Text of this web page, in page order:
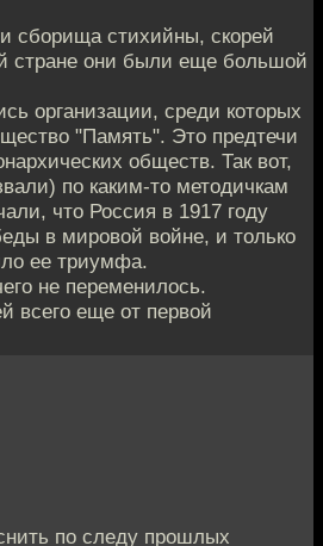
сборища стихийны, скорей
стране они были еще большой
организации, среди которых
"Память". Это предтечи
обществ. Так вот,
по каким-то методичкам
что Россия в 1917 году
в мировой войне, и только
ее триумфа.
не переменилось.
всего еще от первой
по следу прошлых